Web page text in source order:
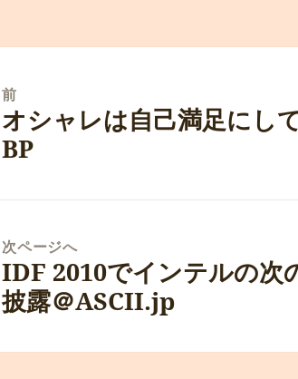
前
前
の
稿:
オシャレは自己満足にし
BP
次ページへ
次
の
稿:
IDF 2010でインテルの
披露＠ASCII.jp